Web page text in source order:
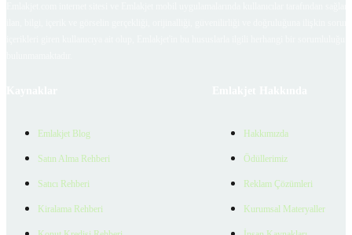
Emlakjet Blog
Satın Alma Rehberi
Satıcı Rehberi
Kiralama Rehberi
Hakkımızda
Ödüllerimiz
Reklam Çözümleri
Kurumsal Materyaller